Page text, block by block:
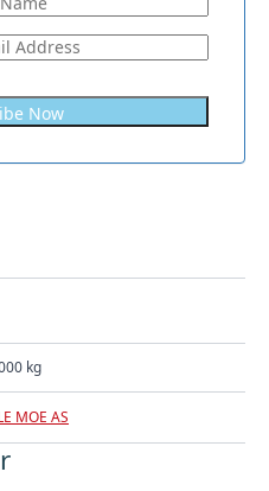
kg
MOE AS